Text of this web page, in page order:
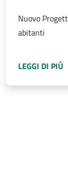
Nuovo
abitanti
LEGGI DI PIÙ